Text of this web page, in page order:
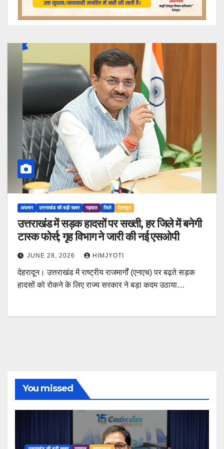
अफसर उत्तराखंड की बड़ी खबर गढ़वाल जिले देहरादून
उत्तराखंड में सड़क हादसों पर सख्ती, हर जिले में बनेगी
टास्क फोर्स; गृह विभाग ने जारी की नई एसओपी
JUNE 28, 2026 HIMJYOTI
देहरादून। उत्तराखंड में राष्ट्रीय राजमार्गों (एनएच) पर बढ़ते सड़क
हादसों को रोकने के लिए राज्य सरकार ने बड़ा कदम उठाया…
You missed